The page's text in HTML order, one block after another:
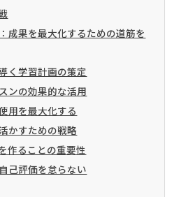
成果を最大化するための道筋を
く学習計画の策定
ンの効果的な活用
用を最大化する
かすための戦略
作ることの重要性
己評価を怠らない